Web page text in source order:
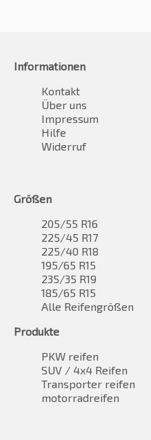
Informationen
Kontakt
Über uns
Impressum
Hilfe
Widerruf
Größen
205/55 R16
225/45 R17
225/40 R18
195/65 R15
235/35 R19
185/65 R15
Alle Reifengrößen
Produkte
PKW reifen
SUV / 4x4 Reifen
Transporter reifen
motorradreifen